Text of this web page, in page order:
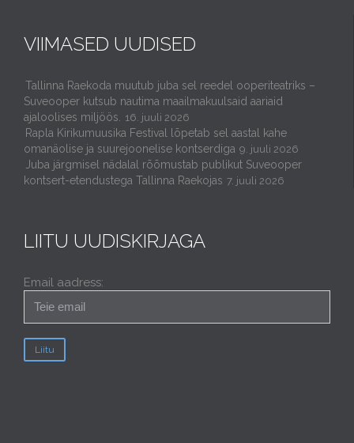
VIIMASED UUDISED
Tallinna Raekoda muutub juba sel reedel ooperiteatriks –
Suveooper kutsub nautima maailmakuulsaid aariaid
ajaloolises miljöös.
16. juuli 2026
Rapla Kirikumuusika Festival lõpetab sel aastal kahe
omanäolise ja suurejoonelise kontserdiga 9. juuli 2026
Juba järgmisel nädalal rõõmustab publikut Suveooper
kontsert-etendustega Tallinna Raekojas 7. juuli 2026
LIITU UUDISKIRJAGA
Email aadress: